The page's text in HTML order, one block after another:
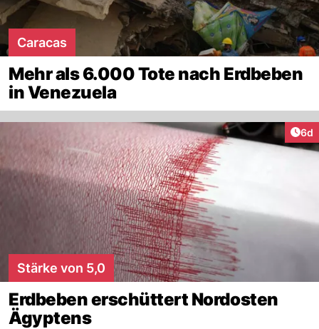
Caracas
Mehr als 6.000 Tote nach Erdbeben
in Venezuela
6d
Stärke von 5,0
Erdbeben erschüttert Nordosten
Ägyptens